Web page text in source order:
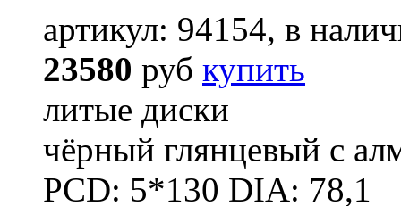
артикул: 94154, в
23580 руб купить
литые диски
чёрный глянцевый с
PCD: 5*130 DIA: 78,1